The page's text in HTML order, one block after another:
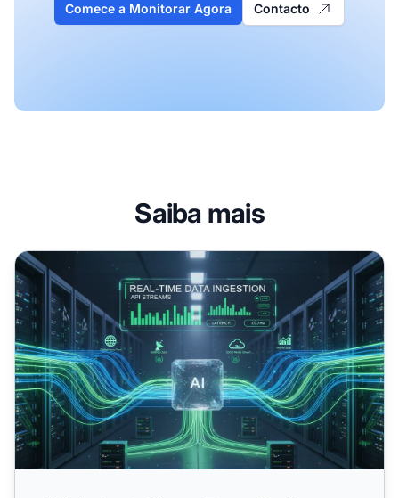
Comece a Monitorar Agora Contacto
Saiba mais
API de Conteúdo em Tempo Real